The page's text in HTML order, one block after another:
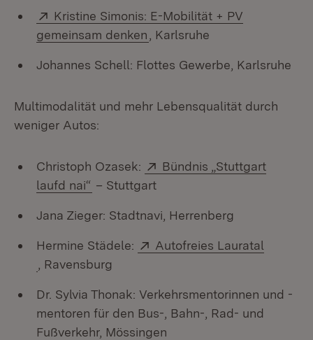
Extern:
Kristine Simonis: E-Mobilität + PV
gemeinsam denken (Öffnet in neuem Fenster)
, Karlsruhe
Johannes Schell: Flottes Gewerbe, Karlsruhe
Multimodalität und mehr Lebensqualität durch
weniger Autos:
Christoph Ozasek: Extern:
Bündnis „Stuttgart
laufd nai“ (Öffnet in neuem Fenster)
– Stuttgart
Jana Zieger: Stadtnavi, Herrenberg
Hermine Städele: Extern:
Autofreies Lauratal
(Öffnet in neuem Fenster)
, Ravensburg
Dr. Sylvia Thonak: Verkehrsmentorinnen und -
mentoren für den Bus-, Bahn-, Rad- und
Fußverkehr, Mössingen